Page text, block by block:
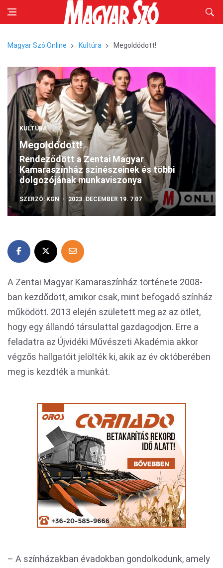
Magyar Szó Online Kultúra Megoldódott!
KULTÚRA
Megoldódott!
Rendeződött a Zentai Magyar
Kamaraszínház színészeinek és többi
dolgozójának munkaviszonya
SZERZŐ:KGN 2023. DECEMBER 19. 7:07
A Zentai Magyar Kamaraszínház története 2008-
ban kezdődött, amikor csak, mint befogadó színház
működött. 2013 elején született meg az az ötlet,
hogy egy állandó társulattal gazdagodjon. Erre a
feladatra az Újvidéki Művészeti Akadémia akkor
végzős hallgatóit jelölték ki, akik az év októberében
meg is kezdték a munkát.
– A színházakban évadokban gondolkodunk, amely